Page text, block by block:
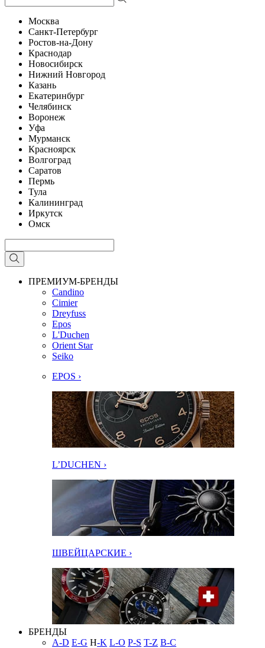
Москва
Санкт-Петербург
Ростов-на-Дону
Краснодар
Новосибирск
Нижний Новгород
Казань
Екатеринбург
Челябинск
Воронеж
Уфа
Мурманск
Красноярск
Волгоград
Саратов
Пермь
Тула
Калининград
Иркутск
Омск
ПРЕМИУМ-БРЕНДЫ
Candino
Cimier
Dreyfuss
Epos
L'Duchen
Orient Star
Seiko
EPOS ›
L’DUCHEN ›
ШВЕЙЦАРСКИЕ ›
БРЕНДЫ
A-D E-G H-K L-O P-S T-Z В-С